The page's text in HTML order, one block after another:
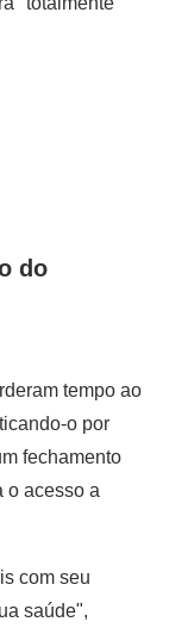
do
tempo ao
o por
fechamento
o acesso a
com seu
saúde",